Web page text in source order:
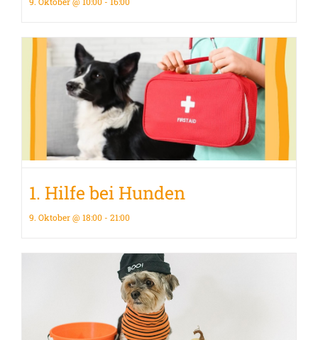
1. Hilfe bei Hunden
9. Oktober @ 18:00 - 21:00